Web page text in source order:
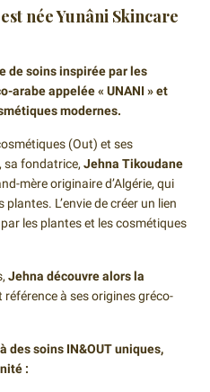
née Yunâni Skincare
de soins inspirée par les
arabe appelée « UNANI » et
modernes.
(Out) et ses
sa fondatrice, Jehna Tikoudane
mère originaire d’Algérie, qui
L’envie de créer un lien
les plantes et les cosmétiques
Jehna découvre alors la
référence à ses origines gréco-
des soins IN&OUT uniques,
: